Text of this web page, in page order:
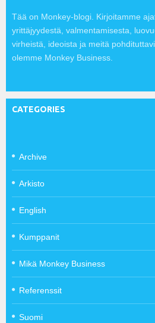
Tää on Monkey-blogi. Kirjoitamme
yrittäjyydestä, valmentamisesta,
virheistä, ideoista ja meitä
olemme Monkey Business.
CATEGORIES
Archive
Arkisto
English
Kumppanit
Mikä Monkey Business
Referenssit
Suomi